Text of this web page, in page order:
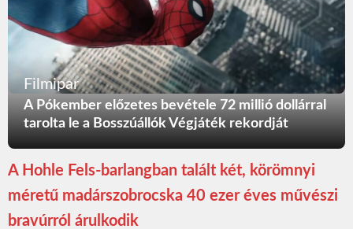
Filmipar
A Pókember előzetes bevétele 72 millió dollárral
tarolta le a Bosszúállók Végjáték rekordját
A Hohle Fels-barlangban talált két, körömnyi
méretű madárszobrocska 40 ezer éves művészi
bravúrról árulkodik